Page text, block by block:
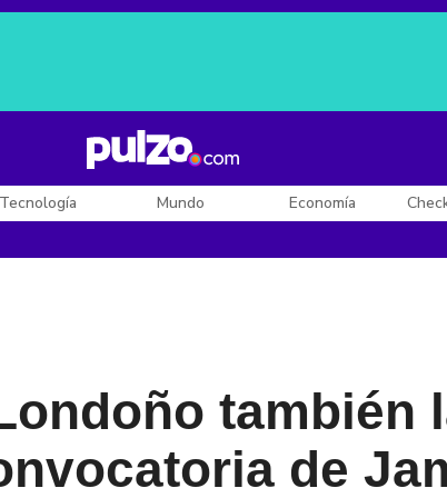
de De la Espriella
Tecnología Mundo Economía
también
de